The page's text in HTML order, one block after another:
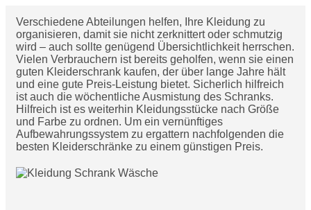
Verschiedene Abteilungen helfen, Ihre Kleidung zu
organisieren, damit sie nicht zerknittert oder schmutzig
wird – auch sollte genügend Übersichtlichkeit herrschen.
Vielen Verbrauchern ist bereits geholfen, wenn sie einen
guten Kleiderschrank kaufen, der über lange Jahre hält
und eine gute Preis-Leistung bietet. Sicherlich hilfreich
ist auch die wöchentliche Ausmistung des Schranks.
Hilfreich ist es weiterhin Kleidungsstücke nach Größe
und Farbe zu ordnen. Um ein vernünftiges
Aufbewahrungssystem zu ergattern nachfolgenden die
besten Kleiderschränke zu einem günstigen Preis.